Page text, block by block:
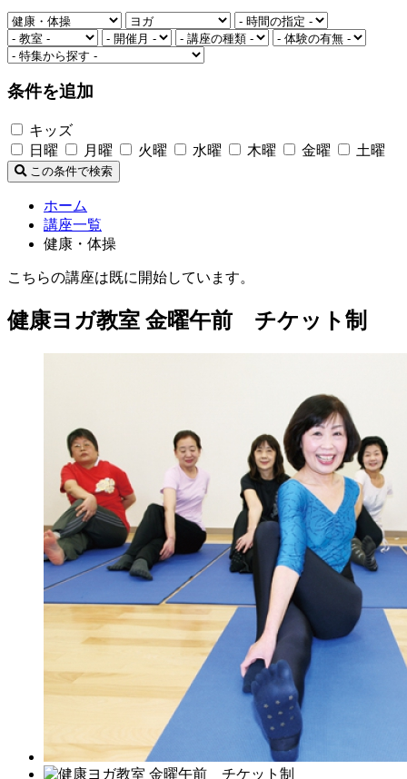
条件を追加
キッズ
日曜
月曜 火曜 水曜 木曜 金曜 土曜
この条件で検索
ホーム
講座一覧
健康・体操
こちらの講座は既に開始しています。
健康ヨガ教室 金曜午前 チケット制